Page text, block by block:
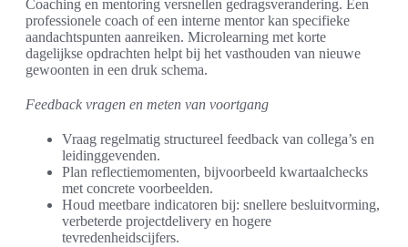
Coaching en mentoring versnellen gedragsverandering. Een
professionele coach of een interne mentor kan specifieke
aandachtspunten aanreiken. Microlearning met korte
dagelijkse opdrachten helpt bij het vasthouden van nieuwe
gewoonten in een druk schema.
Feedback vragen en meten van voortgang
Vraag regelmatig structureel feedback van collega’s en
leidinggevenden.
Plan reflectiemomenten, bijvoorbeeld kwartaalchecks
met concrete voorbeelden.
Houd meetbare indicatoren bij: snellere besluitvorming,
verbeterde projectdelivery en hogere
tevredenheidscijfers.